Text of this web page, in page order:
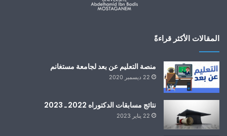
المقالات الأكثر قراءةً
منصة التعليم عن بعد لجامعة مستغانم
22 ديسمبر 2020
نتائج مسابقات الدكتوراه 2022 ـ 2023
22 يناير 2023